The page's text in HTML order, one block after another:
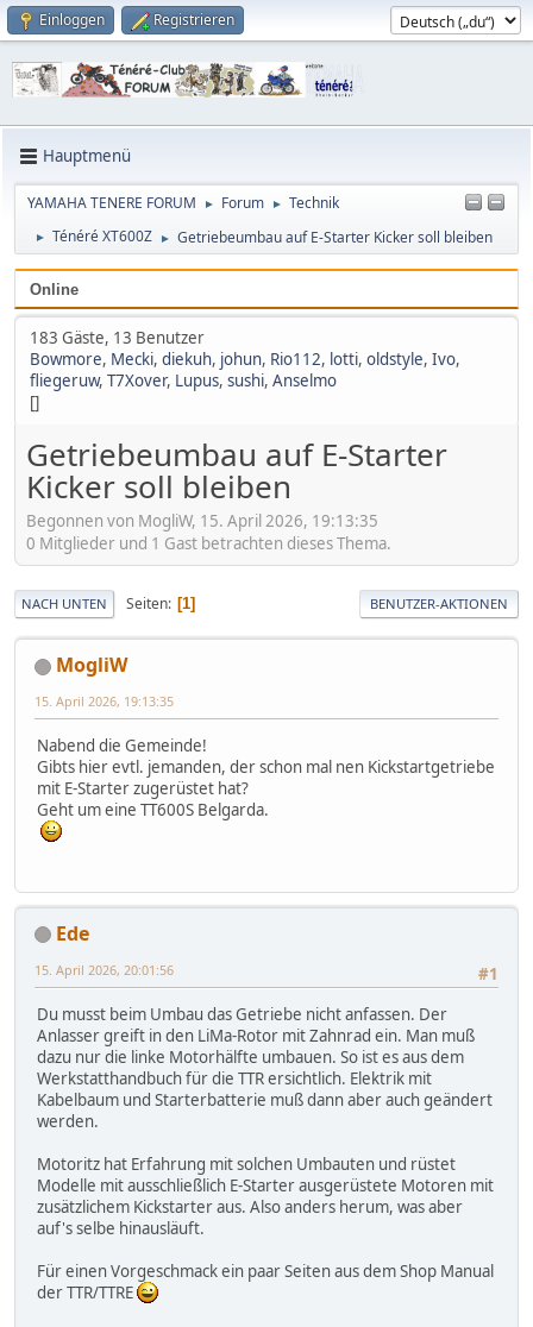
Einloggen Registrieren
Hauptmenü
YAMAHA TENERE FORUM ► Forum ► Technik
► Ténéré XT600Z ► Getriebeumbau auf E-Starter Kicker soll bleiben
Online
183 Gäste, 13 Benutzer
Bowmore, Mecki, diekuh, johun, Rio112, lotti, oldstyle, Ivo,
fliegeruw, T7Xover, Lupus, sushi, Anselmo
[]
Getriebeumbau auf E-Starter
Kicker soll bleiben
Begonnen von MogliW, 15. April 2026, 19:13:35
0 Mitglieder und 1 Gast betrachten dieses Thema.
NACH UNTEN Seiten 1 BENUTZER-AKTIONEN
MogliW
15. April 2026, 19:13:35
Nabend die Gemeinde!
Gibts hier evtl. jemanden, der schon mal nen Kickstartgetriebe
mit E-Starter zugerüstet hat?
Geht um eine TT600S Belgarda.
Ede
#1
15. April 2026, 20:01:56
Du musst beim Umbau das Getriebe nicht anfassen. Der
Anlasser greift in den LiMa-Rotor mit Zahnrad ein. Man muß
dazu nur die linke Motorhälfte umbauen. So ist es aus dem
Werkstatthandbuch für die TTR ersichtlich. Elektrik mit
Kabelbaum und Starterbatterie muß dann aber auch geändert
werden.
Motoritz hat Erfahrung mit solchen Umbauten und rüstet
Modelle mit ausschließlich E-Starter ausgerüstete Motoren mit
zusätzlichem Kickstarter aus. Also anders herum, was aber
auf's selbe hinausläuft.
Für einen Vorgeschmack ein paar Seiten aus dem Shop Manual
der TTR/TTRE